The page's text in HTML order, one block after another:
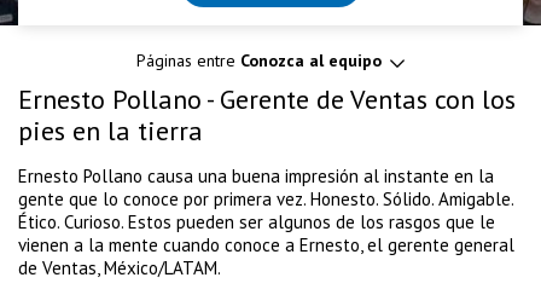
Páginas entre Conozca al equipo
Ernesto Pollano - Gerente de Ventas con los
pies en la tierra
Ernesto Pollano causa una buena impresión al instante en la
gente que lo conoce por primera vez. Honesto. Sólido. Amigable.
Ético. Curioso. Estos pueden ser algunos de los rasgos que le
vienen a la mente cuando conoce a Ernesto, el gerente general
de Ventas, México/LATAM.